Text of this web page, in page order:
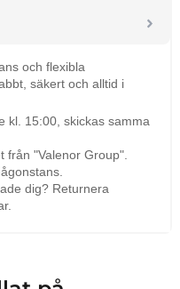
och flexibla
säkert och alltid i
kl. 15:00, skickas samma
från "Valenor Group".
dig? Returnera